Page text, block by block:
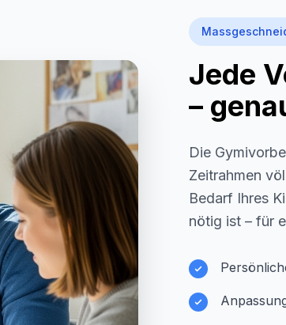
Jede
–
Die
Zeitrahmen
Bedarf Ihres
nötig ist – für